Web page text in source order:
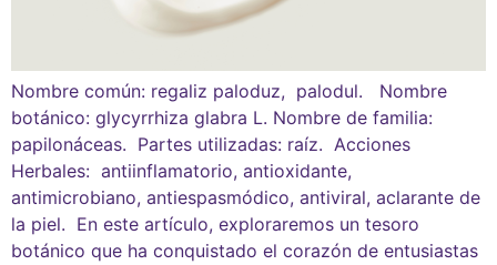
Nombre común: regaliz paloduz, palodul. Nombre
botánico: glycyrrhiza glabra L. Nombre de familia:
papilonáceas. Partes utilizadas: raíz. Acciones
Herbales: antiinflamatorio, antioxidante,
antimicrobiano, antiespasmódico, antiviral, aclarante de
la piel. En este artículo, exploraremos un tesoro
botánico que ha conquistado el corazón de entusiastas